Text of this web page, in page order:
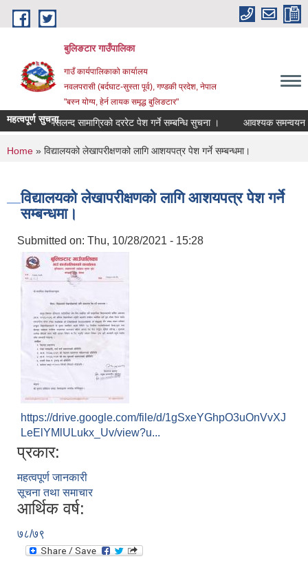
Skip to main content
बुलिङटार गाउँपालिका
गाउँ कार्यपालिकाको कार्यालय
नवलपरासी (बर्दघाट-सुस्ता पूर्व), गण्डकी प्रदेश, नेपाल
"बस्न योग्य, हेर्न लायक समृद्ध बुलिङटार"
महत्वपूर्ण सुचना
तथा मसलन्द सामाग्रिको दररेट पेश गर्ने सम्बन्धि सुचना । आवश्यक समन्वयन र
You are here
Home » विद्यालयको लेखापरीक्षणको लागि आशयपत्र पेश गर्ने सम्बन्धमा।
विद्यालयको लेखापरीक्षणको लागि आशयपत्र पेश गर्ने
सम्बन्धमा।
Submitted on: Thu, 10/28/2021 - 15:28
https://drive.google.com/file/d/1gSxeYGhpO3uOnVvXJ
LeElYMlULukx_Uv/view?u...
प्रकार:
महत्वपूर्ण जानकारी
सूचना तथा समाचार
आर्थिक वर्ष:
७८/७९